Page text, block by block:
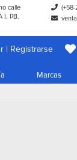
calle
I, PB.
| Registrarse
Marcas